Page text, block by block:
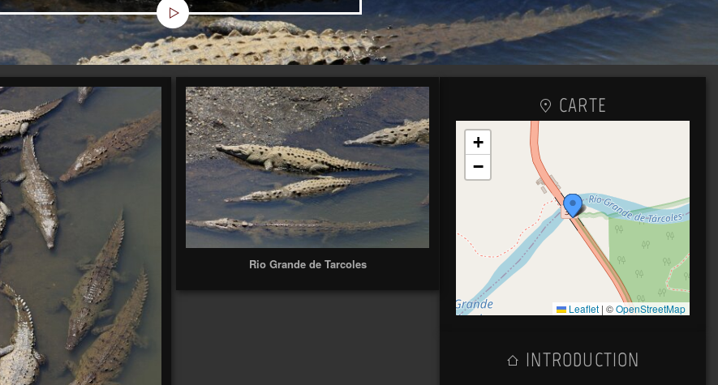
Rio Grande de Tarcoles
CARTE
+
−
Leaflet | ©OpenStreetMap
INTRODUCTION